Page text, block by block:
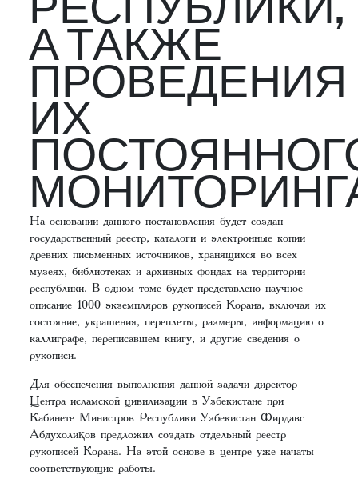
РЕСПУБЛИКИ,
А ТАКЖЕ
ПРОВЕДЕНИЯ
ИХ
На основании данного постановления будет создан
государственный реестр, каталоги и электронные копии
древних письменных источников, хранящихся во всех
музеях, библиотеках и архивных фондах на территории
республики. В одном томе будет представлено научное
описание 1000 экземпляров рукописей Корана, включая их
состояние, украшения, переплеты, размеры, информацию о
каллиграфе, переписавшем книгу, и другие сведения о
рукописи.
Для обеспечения выполнения данной задачи директор
Центра исламской цивилизации в Узбекистане при
Кабинете Министров Республики Узбекистан Фирдавс
Абдухолиқов предложил создать отдельный реестр
рукописей Корана. На этой основе в центре уже начаты
соответствующие работы.